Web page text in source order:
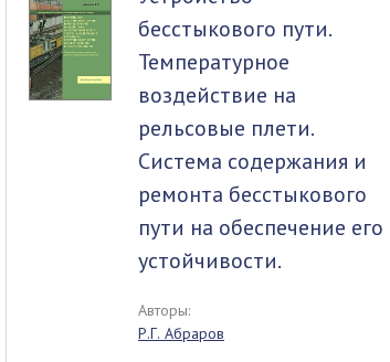
бесстыкового пути.
Температурное
воздействие на
рельсовые плети.
Система содержания и
ремонта бесстыкового
пути на обеспечение его
устойчивости.
Авторы:
Р.Г. Абраров